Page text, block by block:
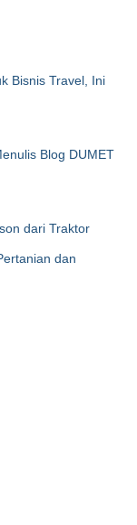
Bisnis Travel, Ini
Blog DUMET
dari Traktor
dan